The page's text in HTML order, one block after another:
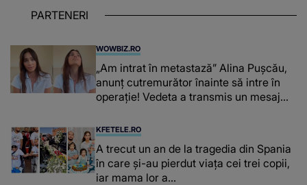
PARTENERI
WOWBIZ.RO
„Am intrat în metastază” Alina Pușcău,
anunț cutremurător înainte să intre în
operație! Vedeta a transmis un mesaj
KFETELE.RO
A trecut un an de la tragedia din Spania
în care și-au pierdut viața cei trei copii,
iar mama lor a…